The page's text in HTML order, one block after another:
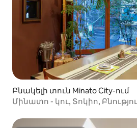
Բնակելի տուն Minato City-ում
Մինատո - կու, Տոկիո,